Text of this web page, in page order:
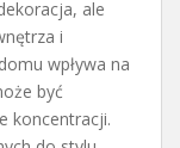
ale
i
wpływa na
być
koncentracji.